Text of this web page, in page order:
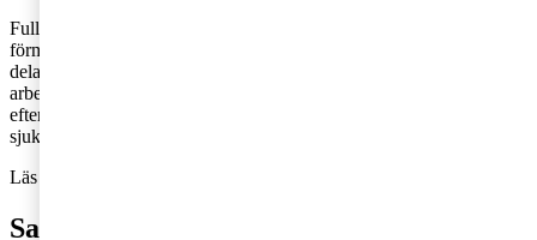
Full arbetsgivaravgift är 31,42 procent av den bruttolön och
förmånsvärden du betalar ut. Det finns dock olika avgifter för olika
delar av socialförsäkringen, såsom föräldraförsäkringsavgift,
arbetsskadeavgift, arbetsmarknadsavgift, ålderspensionsavgift,
efterlevandepensionsavgift, allmän löneavgift och
sjukförsäkringsavgift.
Läs också:
Sammanställning av lagstadgade